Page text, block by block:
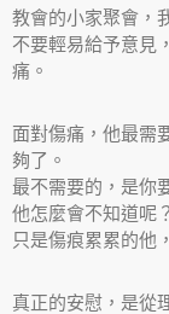
教會的小家聚會，
不要輕易給予意見
痛。
面對傷痛，他最需
夠了。
最不需要的，是你
他怎麼會不知道呢？
只是傷痕累累的他
真正的安慰，是從